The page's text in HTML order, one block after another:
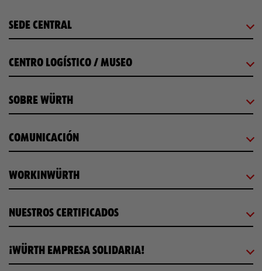
SEDE CENTRAL
CENTRO LOGÍSTICO / MUSEO
SOBRE WÜRTH
COMUNICACIÓN
WORKINWÜRTH
NUESTROS CERTIFICADOS
¡WÜRTH EMPRESA SOLIDARIA!